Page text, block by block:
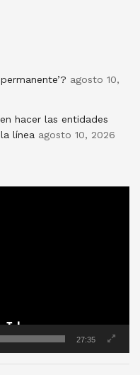
agosto 10,
hacer las entidades
línea agosto 10, 2026
27:35